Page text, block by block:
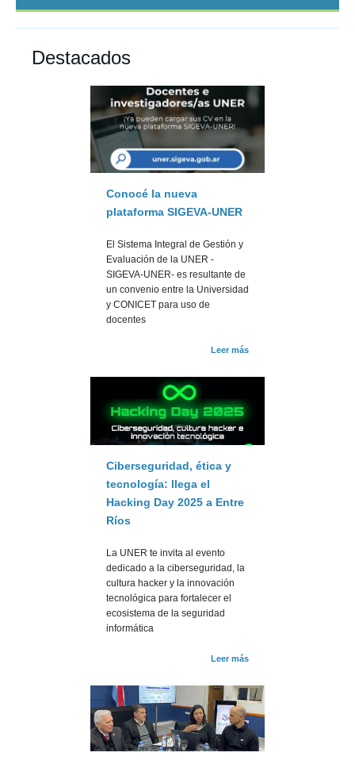
Destacados
Conocé la nueva
plataforma SIGEVA-UNER
El Sistema Integral de Gestión y
Evaluación de la UNER -
SIGEVA-UNER- es resultante de
un convenio entre la Universidad
y CONICET para uso de
docentes
Leer más
Ciberseguridad, ética y
tecnología: llega el
Hacking Day 2025 a Entre
Ríos
La UNER te invita al evento
dedicado a la ciberseguridad, la
cultura hacker y la innovación
tecnológica para fortalecer el
ecosistema de la seguridad
informática
Leer más